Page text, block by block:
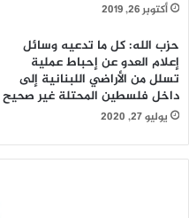
أكتوبر 26, 2019
حزب الله: كل ما تدعيه وسائل
إعلام العدو عن إحباط عملية
تسلل من الأراضي اللبنانية إلى
داخل فلسطين المحتلة غير صحيح
يوليو 27, 2020